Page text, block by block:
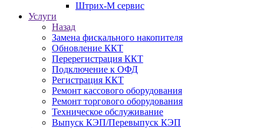
Штрих-М сервис
Услуги
Назад
Замена фискального накопителя
Обновление ККТ
Перерегистрация ККТ
Подключение к ОФД
Регистрация ККТ
Ремонт кассового оборудования
Ремонт торгового оборудования
Техническое обслуживание
Выпуск КЭП/Перевыпуск КЭП